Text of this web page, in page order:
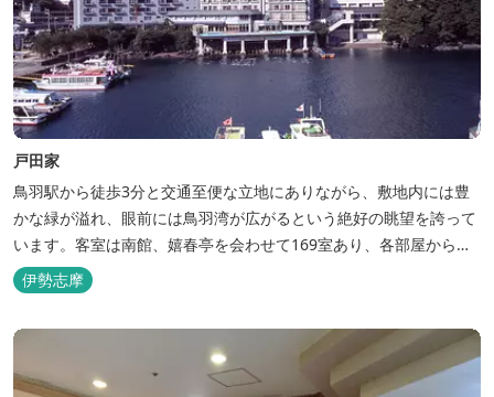
戸田家
鳥羽駅から徒歩3分と交通至便な立地にありながら、敷地内には豊
かな緑が溢れ、眼前には鳥羽湾が広がるという絶好の眺望を誇って
います。客室は南館、嬉春亭を会わせて169室あり、各部屋からの
景観の美しさも格別。伊勢湾で揚がった海の幸を使った会席料理も
自慢です。 旅の疲れを癒すには、男女あわせて13湯と足湯2湯の
伊勢志摩